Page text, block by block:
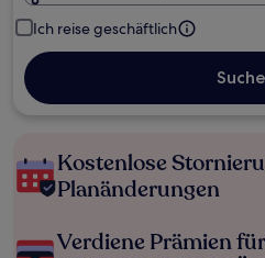
Ich reise geschäftlich
Kostenlose
Planänderungen
Verdiene Prämien